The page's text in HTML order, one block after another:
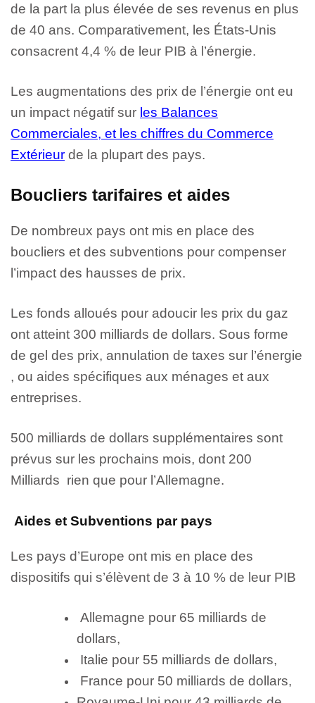
de la part la plus élevée de ses revenus en plus
de 40 ans. Comparativement, les États-Unis
consacrent 4,4 % de leur PIB à l’énergie.
Les augmentations des prix de l’énergie ont eu
un impact négatif sur les Balances
Commerciales, et les chiffres du Commerce
Extérieur de la plupart des pays.
Boucliers tarifaires et aides
De nombreux pays ont mis en place des
boucliers et des subventions pour compenser
l’impact des hausses de prix.
Les fonds alloués pour adoucir les prix du gaz
ont atteint 300 milliards de dollars. Sous forme
de gel des prix, annulation de taxes sur l’énergie
, ou aides spécifiques aux ménages et aux
entreprises.
500 milliards de dollars supplémentaires sont
prévus sur les prochains mois, dont 200
Milliards rien que pour l’Allemagne.
Aides et Subventions par pays
Les pays d’Europe ont mis en place des
dispositifs qui s’élèvent de 3 à 10 % de leur PIB
Allemagne pour 65 milliards de
dollars,
Italie pour 55 milliards de dollars,
France pour 50 milliards de dollars,